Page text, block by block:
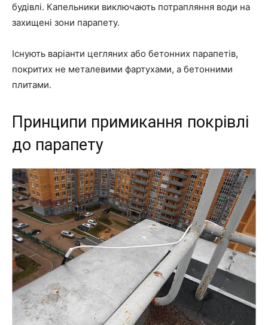
будівлі. Капельники виключають потрапляння води на
захищені зони парапету.
Існують варіанти цегляних або бетонних парапетів,
покритих не металевими фартухами, а бетонними
плитами.
Принципи примикання покрівлі
до парапету